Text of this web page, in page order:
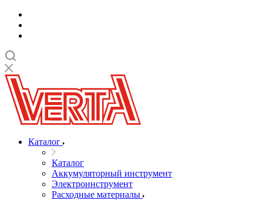
Каталог
Каталог
Аккумуляторный инструмент
Электроинструмент
Расходные материалы